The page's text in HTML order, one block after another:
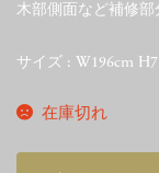
木部側面など補修部
サイズ : W196cm
在庫切れ